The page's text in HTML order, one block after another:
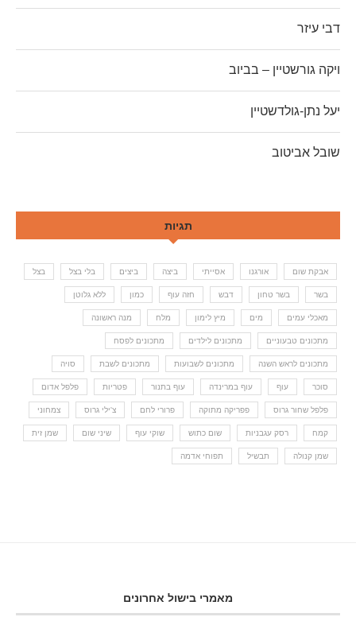
דבי עיזר
ויקה גורשטיין – בביוב
יעל נתן-גולדשטיין
שובל אביטוב
תגיות
אבקת שום אורגנו אסייתי ביצה ביצים בלי בצל בצל
בשר בשר טחון דבש חזה עוף כמון ללא גלוטן
מאכלי עמים מים מיץ לימון מלח מנה ראשונה
מתכונים טבעוניים מתכונים לילדים מתכונים לפסח
מתכונים לראש השנה מתכונים לשבועות מתכונים לשבת סויה
סוכר עוף עוף במרינדה עוף בתנור פטריות פלפל אדום
פלפל שחור גרוס פפריקה מתוקה פרורי לחם צ'ילי גרוס צמחוני
קמח רסק עגבניות שום כתוש שוקי עוף שיני שום שמן זית
שמן קנולה תבשיל תפוחי אדמה
מאמרי בישול אחרונים